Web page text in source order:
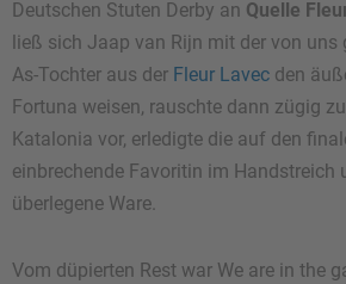
Deutschen Stuten Derby an Quelle
ließ sich Jaap van Rijn mit der von uns
As-Tochter aus der Fleur Lavec den
Fortuna weisen, rauschte dann zügig
Katalonia vor, erledigte die auf den
einbrechende Favoritin im Handstreich
überlegene Ware.
Vom düpierten Rest war We are in the